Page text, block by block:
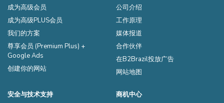
成为高级会员
成为高级PLUS会员
我们的方案
尊享会员 (Premium Plus) +
Google Ads
创建你的网站
公司介绍
工作原理
媒体报道
合作伙伴
在B2Brazil投放广告
网站地图
安全与技术支持 商机中心